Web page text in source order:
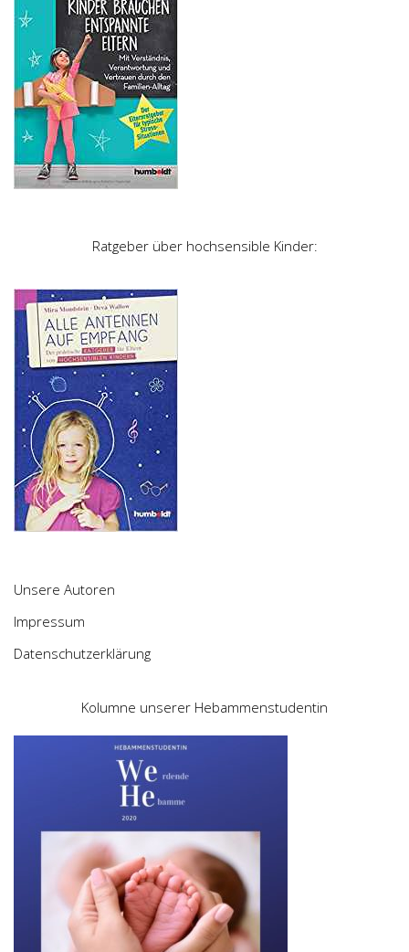
Ratgeber über hochsensible Kinder:
Unsere Autoren
Impressum
Datenschutzerklärung
Kolumne unserer Hebammenstudentin